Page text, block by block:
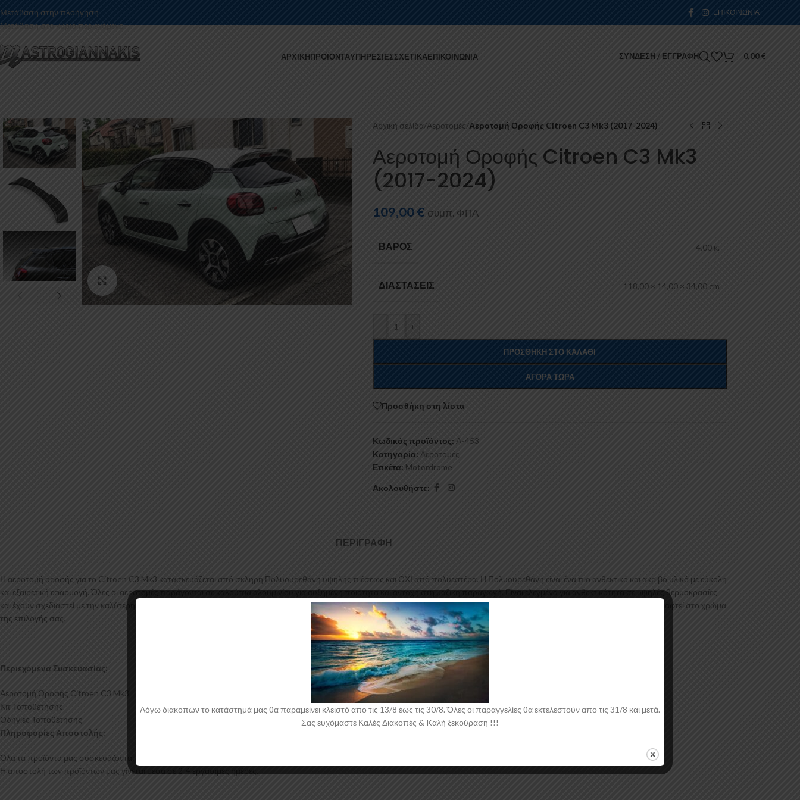
Μετάβαση στην πλοήγηση
Μετάβαση στο κύριο περιεχόμενο
ΕΠΙΚΟΙΝΩΝΊΑ
ΑΡΧΙΚΉΠΡΟΪΌΝΤΑΥΠΗΡΕΣΊΕΣΣΧΕΤΙΚΆΕΠΙΚΟΙΝΩΝΊΑ ΣΎΝΔΕΣΗ / ΕΓΓΡΑΦΉ 0,00€
Κάντε κλικ για μεγέθυνση
Αρχική σελίδα/Αεροτομές /Αεροτομή Οροφής Citroen C3 Mk3 (2017-2024)
Αεροτομή Οροφής Citroen C3 Mk3
(2017-2024)
109,00€ συμπ. ΦΠΑ
ΒΆΡΟΣ 4,00 κ.
ΔΙΑΣΤΆΣΕΙΣ 118,00 × 14,00 × 34,00 cm
- +
ΠΡΟΣΘΉΚΗ ΣΤΟ ΚΑΛΆΘΙ
ΑΓΟΡΆ ΤΏΡΑ
Προσθήκη στη λίστα
Κωδικός προϊόντος: A-453
Κατηγορία: Αεροτομές
Ετικέτα: Motordrome
Ακολουθήστε:
ΠΕΡΙΓΡΑΦΉ
Η αεροτομή οροφής για το Citroen C3 Mk3 κατασκευάζεται από σκληρή Πολυουρεθάνη υψηλής πιέσεως και ΟΧΙ από πολυεστέρα. Η Πολυουρεθάνη είναι ένα πιο ανθεκτικό και ακριβό υλικό με εύκολη
και εξαιρετική εφαρμογή. Όλες οι αεροτομές παράγονται σε καλούπια αλουμινίου για αυξημένη ποιότητα και αντοχή στη μαζική παραγωγή. Είναι ελεγμένα για ανθεκτικότητα σε υψηλές θερμοκρασίες
και έχουν σχεδιαστεί με την καλύτερη λεπτομέρεια. Η αεροτομή οροφής για το Citroen C3 Mk3 έρχεται στο χρώμα του υλικού. Το προϊόν θα πρέπει να ασταρωθεί και στη συνέχεια να βαφτεί στο χρώμα
της επιλογής σας.
Περιεχόμενα Συσκευασίας:
Αεροτομή Οροφής Citroen C3 Mk3
Κιτ Τοποθέτησης
Οδηγίες Τοποθέτησης
Πληροφορίες Αποστολής:
Όλα τα προϊόντα μας συσκευάζονται και αποστέλλονται με προστατευτικό νάιλον μέσα στο κουτί τους για μεγαλύτερη ασφάλεια κατά την αποστολή.
Η αποστολή των προϊόντων μας γίνεται μέσα σε 2-4 εργάσιμες ημέρες.
Λόγω διακοπών το κατάστημά μας θα παραμείνει κλειστό απο τις 13/8 έως τις 30/8. Όλες οι παραγγελίες θα εκτελεστούν απο τις 31/8 και μετά.
Σας ευχόμαστε Καλές Διακοπές & Kαλή ξεκούραση !!!